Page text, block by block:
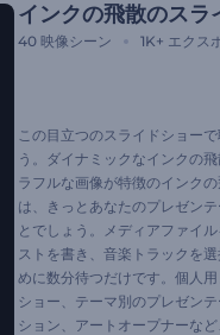
インクの飛散のスラ
40 映像シーン 1K+ エクス
この目立つのスライドショー
う。ダイナミックなインクの
ラフルな画像が特徴のインク
は、きっとあなたのプレゼン
とでしょう。メディアファイ
ストを書き、音楽トラックを
めに数分待つだけです。個人
ショー、テーマ別のプレゼン
ション、アートオープナーな